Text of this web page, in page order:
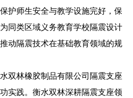
护师生安全与教学设施完好，保
同类区域义务教育学校隔震设计
动隔震技术在基础教育领域的规
双林橡胶制品有限公司隔震支座
实践。衡水双林深耕隔震支座领